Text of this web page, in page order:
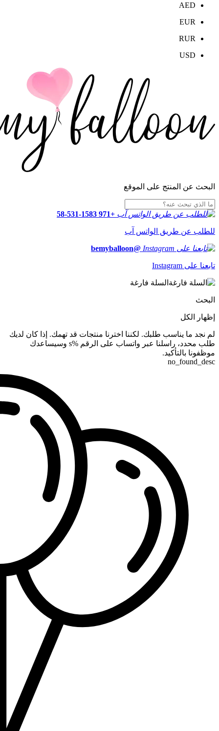
AED
EUR
RUR
USD
البحث عن المنتج على الموقع
+971 58-531-1583
للطلب عن طريق الواتس آب
@bemyballoon
تابعنا على Instagram
السلة فارغة
البحث
إظهار الكل
لم نجد ما يناسب طلبك. لكننا اخترنا منتجات قد تهمك. إذا كان لديك
طلب محدد، راسلنا عبر واتساب على الرقم %s وسيساعدك
موظفونا بالتأكيد.
no_found_desc